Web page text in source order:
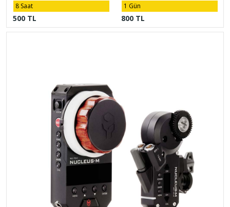
8 Saat
500 TL
1 Gün
800 TL